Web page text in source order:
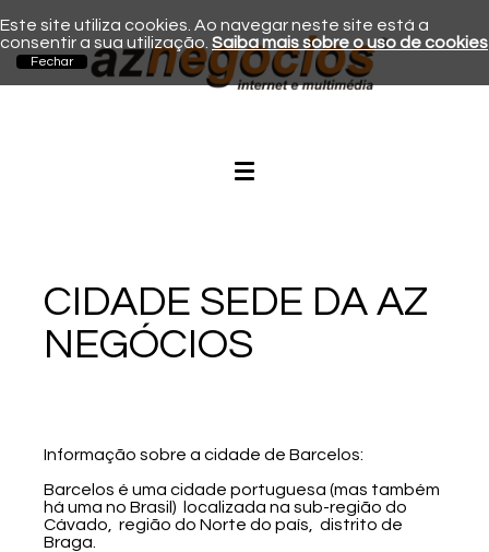
CIDADE SEDE DA AZ
NEGÓCIOS
Informação sobre a cidade de Barcelos:
Barcelos é uma cidade portuguesa (mas também
há uma no Brasil) localizada na sub-região do
Cávado, região do Norte do país, distrito de
Braga.
Este site utiliza cookies. Ao navegar neste site está a
consentir a sua utilização. Saiba mais sobre o uso de cookies